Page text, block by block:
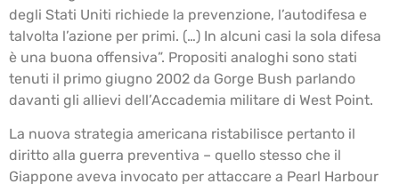
degli Stati Uniti richiede la prevenzione, l’autodifesa e
talvolta l’azione per primi. (…) In alcuni casi la sola difesa
è una buona offensiva”. Propositi analoghi sono stati
tenuti il primo giugno 2002 da Gorge Bush parlando
davanti gli allievi dell’Accademia militare di West Point.
La nuova strategia americana ristabilisce pertanto il
diritto alla guerra preventiva – quello stesso che il
Giappone aveva invocato per attaccare a Pearl Harbour